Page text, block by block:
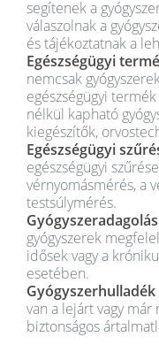
segítenek a
válaszolnak a
és tájékoztatnak a
Egészségügyi
nemcsak
egészségügyi
nélkül kapható
kiegészítők,
Egészségügyi
egészségügyi
vérnyomásmérés, a
testsúlymérés.
gyógyszerek
idősek vagy a
esetében.
van a lejárt vagy már
biztonságos